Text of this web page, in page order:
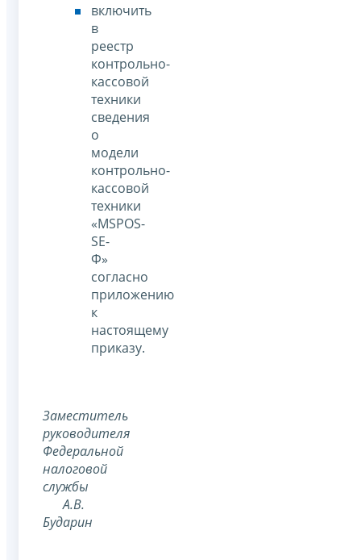
включить
в
реестр
контрольно-
кассовой
техники
сведения
о
модели
контрольно-
кассовой
техники
«MSPOS-
SE-
Ф»
согласно
приложению
к
настоящему
приказу.
Заместитель
руководителя
Федеральной
налоговой
службы
А.В.
Бударин